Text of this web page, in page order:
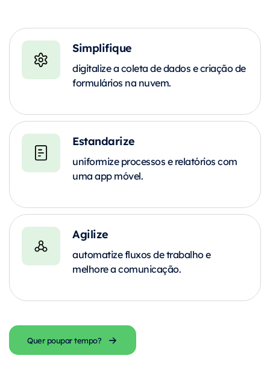
Simplifique
digitalize a coleta de dados e criação de
formulários na nuvem.
Estandarize
uniformize processos e relatórios com
uma app móvel.
Agilize
automatize fluxos de trabalho e
melhore a comunicação.
Quer poupar tempo?